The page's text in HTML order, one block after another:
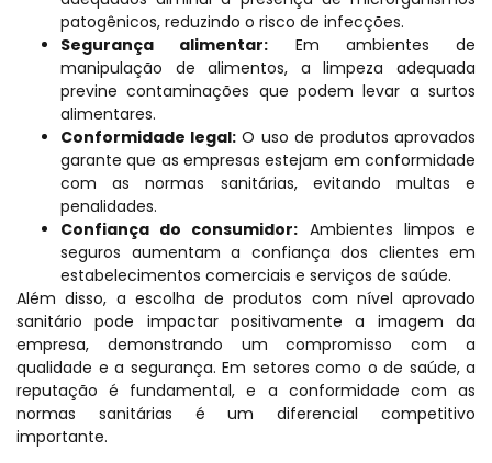
patogênicos, reduzindo o risco de infecções.
Segurança alimentar: Em ambientes de
manipulação de alimentos, a limpeza adequada
previne contaminações que podem levar a surtos
alimentares.
Conformidade legal: O uso de produtos aprovados
garante que as empresas estejam em conformidade
com as normas sanitárias, evitando multas e
penalidades.
Confiança do consumidor: Ambientes limpos e
seguros aumentam a confiança dos clientes em
estabelecimentos comerciais e serviços de saúde.
Além disso, a escolha de produtos com nível aprovado
sanitário pode impactar positivamente a imagem da
empresa, demonstrando um compromisso com a
qualidade e a segurança. Em setores como o de saúde, a
reputação é fundamental, e a conformidade com as
normas sanitárias é um diferencial competitivo
importante.